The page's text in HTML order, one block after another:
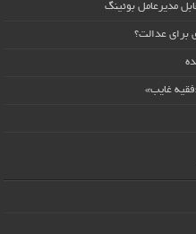
مدیرعامل بوئینگ
برای عدالت؟
غایب»